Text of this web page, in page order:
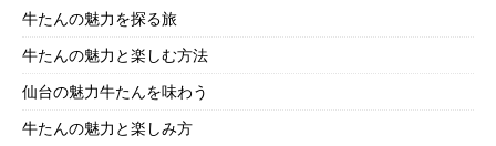
牛たんの魅力を探る旅
牛たんの魅力と楽しむ方法
仙台の魅力牛たんを味わう
牛たんの魅力と楽しみ方